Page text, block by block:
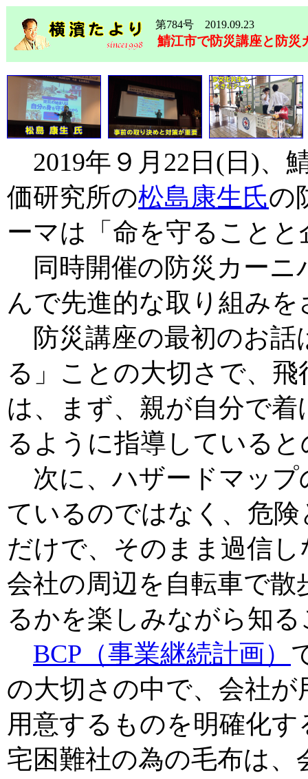
第784号 2019.09.23
鯖江市で防災講座と防災
2019年９月22日(日)、
価研究所の松島康生氏の
ーマは「命を守ること
同時開催の防災カーニ
んで先進的な取り組み
防災講座の最初のお話
る」ことの大切さで、
は、まず、親が自分で
るように指導している
次に、ハザードマップ
ているのではなく、危
だけで、そのまま過信
会社の周辺を自転車で
るかを楽しみながら知
BCP（事業継続計画）
の大切さの中で、会社
用意するものを明確化
宅困難社の為の毛布は